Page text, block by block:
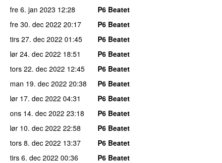
fre 6. jan 2023 12:28
P6 Beatet
fre 30. dec 2022 20:17
P6 Beatet
tirs 27. dec 2022 01:45
P6 Beatet
lør 24. dec 2022 18:51
P6 Beatet
tors 22. dec 2022 12:45
P6 Beatet
man 19. dec 2022 20:38
P6 Beatet
lør 17. dec 2022 04:31
P6 Beatet
ons 14. dec 2022 23:18
P6 Beatet
lør 10. dec 2022 22:58
P6 Beatet
tors 8. dec 2022 13:37
P6 Beatet
tirs 6. dec 2022 00:36
P6 Beatet